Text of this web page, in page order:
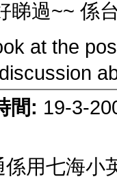
睇過~~ 係
at the
間: 19-3-
用七海小